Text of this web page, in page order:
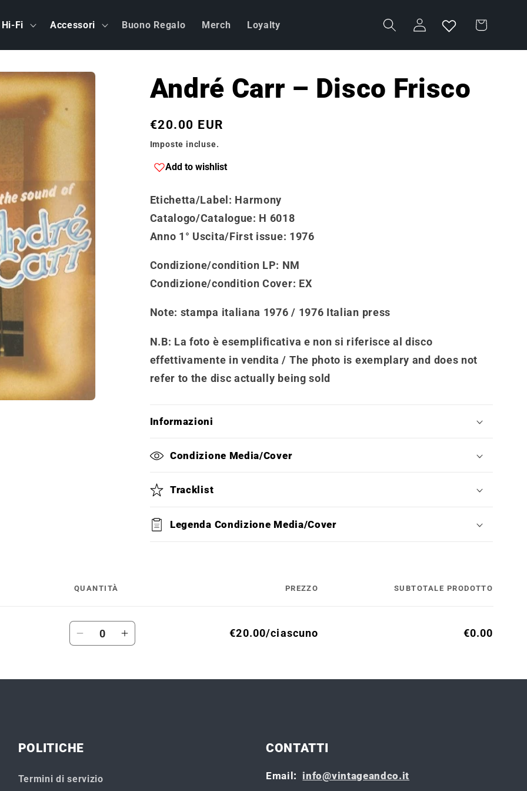
Hi-Fi Accessori Buono Regalo Merch Loyalty Accedi Carrello
André Carr – Disco Frisco
Prezzo
di
€20.00 EUR
Imposte incluse.
Add to wishlist
Etichetta/Label: Harmony
Catalogo/Catalogue: H 6018
Anno 1° Uscita/First issue: 1976
Condizione/condition LP: NM
Condizione/condition Cover: EX
Note: stampa italiana 1976 / 1976 Italian press
N.B: La foto è esemplificativa e non si riferisce al disco
effettivamente in vendita / The photo is exemplary and does not
refer to the disc actually being sold
Informazioni
Condizione Media/Cover
Tracklist
Legenda Condizione Media/Cover
QUANTITÀ PREZZO SUBTOTALE PRODOTTO
Quantità
Diminuisci
Default
Aumenta
Default
€20.00/ciascuno
€0.00
POLITICHE
Termini di servizio
CONTATTI
Email:info@vintageandco.it